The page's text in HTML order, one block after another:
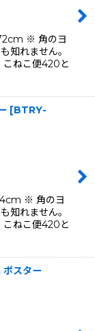
※ 角のヨ
知れません。
ねこ便420と
[BTRY-
※ 角のヨ
知れません。
ねこ便420と
スター